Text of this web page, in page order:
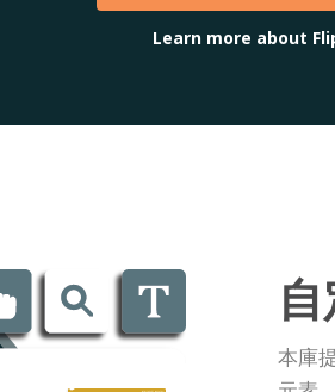
Learn more about
本庫